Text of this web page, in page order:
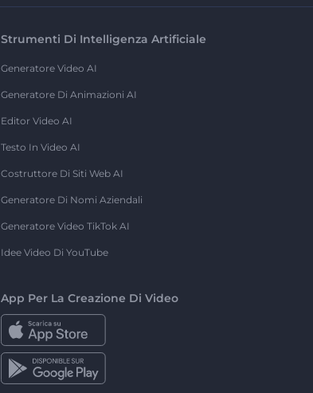
Strumenti Di Intelligenza Artificiale
Generatore Video AI
Generatore Di Animazioni AI
Editor Video AI
Testo In Video AI
Costruttore Di Siti Web AI
Generatore Di Nomi Aziendali
Generatore Video TikTok AI
Idee Video Di YouTube
App Per La Creazione Di Video